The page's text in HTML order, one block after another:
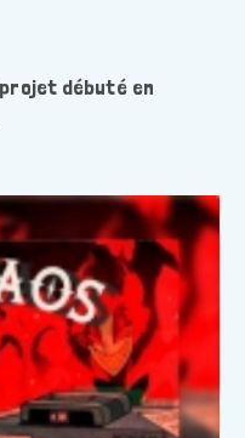
débuté en